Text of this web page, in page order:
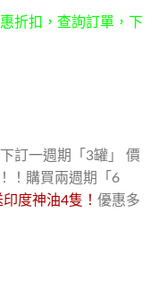
折扣，查詢訂單，下
訂一週期「3罐」 價
！購買兩週期「6
印度神油4隻！ 優惠多